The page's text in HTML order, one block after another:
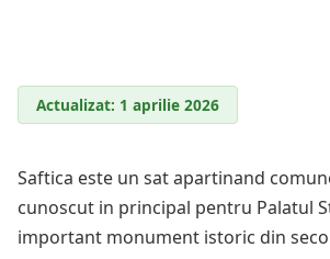
Actualizat: 1 aprilie 2026
Saftica este un sat apartinand
cunoscut in principal pentru Palatul
important monument istoric din